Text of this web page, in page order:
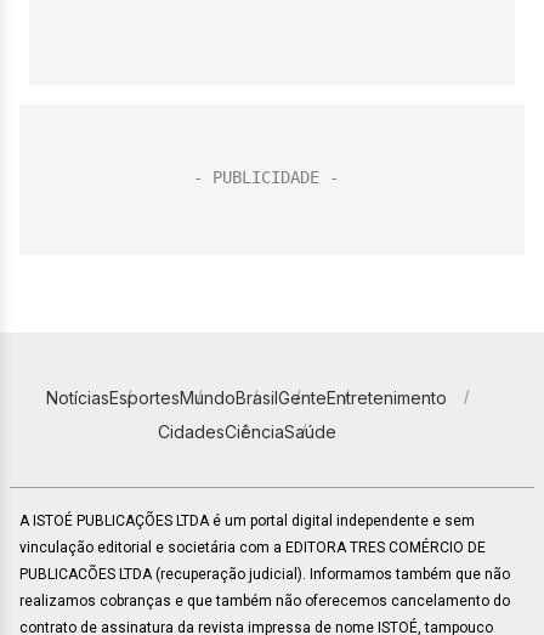
NotíciasEsportesMundoBrasilGenteEntretenimento
CidadesCiênciaSaúde
A ISTOÉ PUBLICAÇÕES LTDA é um portal digital independente e sem
vinculação editorial e societária com a EDITORA TRES COMÉRCIO DE
PUBLICACÕES LTDA (recuperação judicial). Informamos também que não
realizamos cobranças e que também não oferecemos cancelamento do
contrato de assinatura da revista impressa de nome ISTOÉ, tampouco